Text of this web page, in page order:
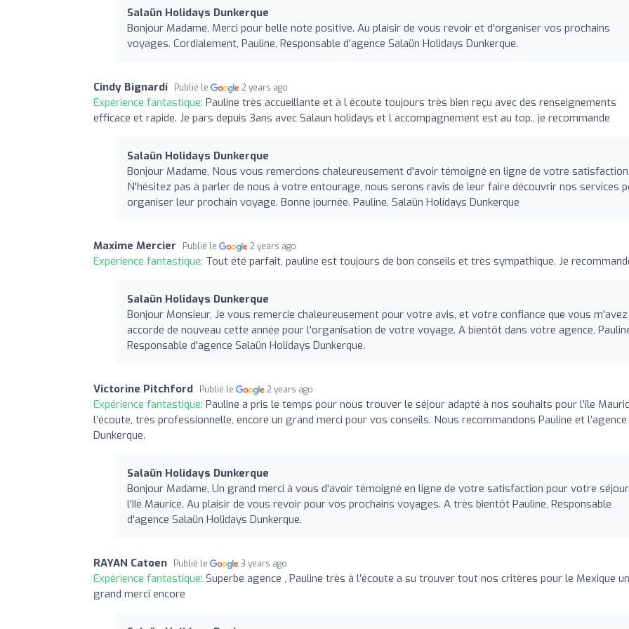
Salaün Holidays Dunkerque
Bonjour Madame, Merci pour belle note positive. Au plaisir de vous revoir et d'organiser vos prochains
voyages. Cordialement, Pauline, Responsable d'agence Salaün Holidays Dunkerque.
Cindy Bignardi Publié le 2 years ago
Expérience fantastique: Pauline très accueillante et à l écoute toujours très bien reçu avec des renseignements
efficace et rapide. Je pars depuis 3ans avec Salaun holidays et l accompagnement est au top., je recommande
Salaün Holidays Dunkerque
Bonjour Madame, Nous vous remercions chaleureusement d'avoir témoigné en ligne de votre satisfaction.
N'hésitez pas à parler de nous à votre entourage, nous serons ravis de leur faire découvrir nos services
organiser leur prochain voyage. Bonne journée. Pauline, Salaün Holidays Dunkerque
Maxime Mercier Publié le 2 years ago
Expérience fantastique: Tout été parfait, pauline est toujours de bon conseils et très sympathique. Je
Salaün Holidays Dunkerque
Bonjour Monsieur, Je vous remercie chaleureusement pour votre avis, et votre confiance que vous m'avez
accordé de nouveau cette année pour l'organisation de votre voyage. A bientôt dans votre agence,
Responsable d'agence Salaün Holidays Dunkerque.
Victorine Pitchford Publié le 2 years ago
Expérience fantastique: Pauline a pris le temps pour nous trouver le séjour adapté à nos souhaits pour l’île
l’écoute, très professionnelle, encore un grand merci pour vos conseils. Nous recommandons Pauline et l’agence
Dunkerque.
Salaün Holidays Dunkerque
Bonjour Madame, Un grand merci à vous d'avoir témoigné en ligne de votre satisfaction pour votre
l'IIe Maurice. Au plaisir de vous revoir pour vos prochains voyages. A très bientôt Pauline, Responsable
d'agence Salaün Holidays Dunkerque.
RAYAN Catoen Publié le 3 years ago
Expérience fantastique: Superbe agence , Pauline très à l’écoute a su trouver tout nos critères pour le Mexique un
grand merci encore